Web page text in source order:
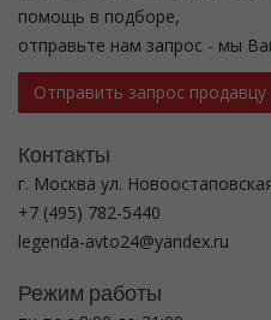
помощь в подборе,
отправьте нам запрос - мы
Отправить запрос продавцу
Контакты
г. Москва ул.
+7 (495) 782-5440
legenda-avto24@yandex.ru
Режим работы